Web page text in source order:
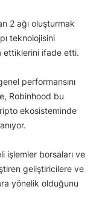
2 ağı oluşturmak
teknolojisini
ettiklerini ifade etti.
performansını
Robinhood bu
ekosisteminde
işlemler borsaları ve
geliştiricilere ve
yönelik olduğunu